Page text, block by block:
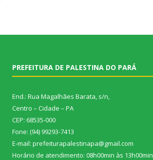
PREFEITURA DE PALESTINA DO PARÁ
End.: Rua Magalhães Barata, s/n,
Centro – Cidade – PA
CEP: 68535-000
Fone: (94) 99293-7413
E-mail: prefeiturapalestinapa@gmail.com
Horário de atendimento: 08h00min às 13h00min